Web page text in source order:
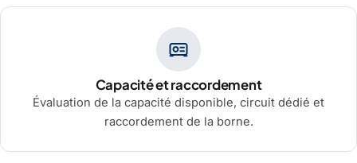
Capacité et raccordement
Évaluation de la capacité disponible, circuit dédié et
raccordement de la borne.